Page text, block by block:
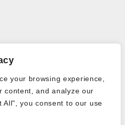
your browsing experience,
content, and analyze our
All", you consent to our use